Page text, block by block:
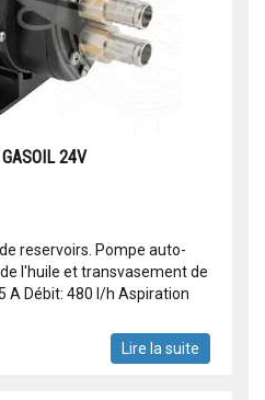
24V
reservoirs. Pompe auto-
l'huile et transvasement de
A Débit: 480 l/h Aspiration
Lire la suite